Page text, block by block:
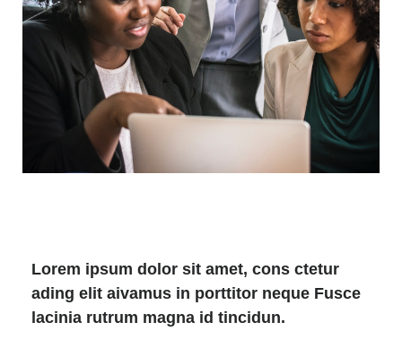
Lorem ipsum dolor sit amet, cons ctetur
ading elit aivamus in porttitor neque Fusce
lacinia rutrum magna id tincidun.